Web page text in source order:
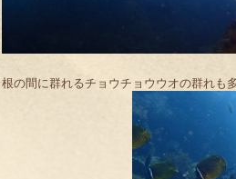
根の間に群れるチョウチョウウオの群れも